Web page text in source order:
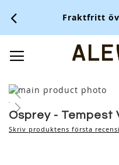
Fraktfritt
Skip
to
the
end
of
Skip
to
the
beginning
Osprey - Tempest
Skriv produktens första